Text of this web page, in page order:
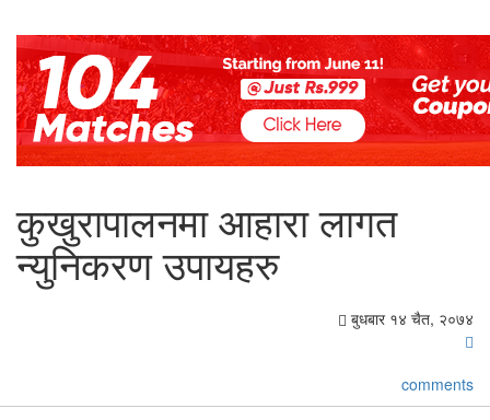
कुखुरापालनमा आहारा लागत
न्युनिकरण उपायहरु
बुधबार १४ चैत, २०७४
comments